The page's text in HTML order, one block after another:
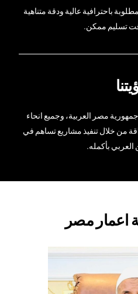
باحترافية عالية ودقة متناهية
تسليم ممكن.
مصر العربية، وجميع انحاء
من خلال تنفيذ مشاريع تساهم في
العربي بأكمله.
اعمار مصر